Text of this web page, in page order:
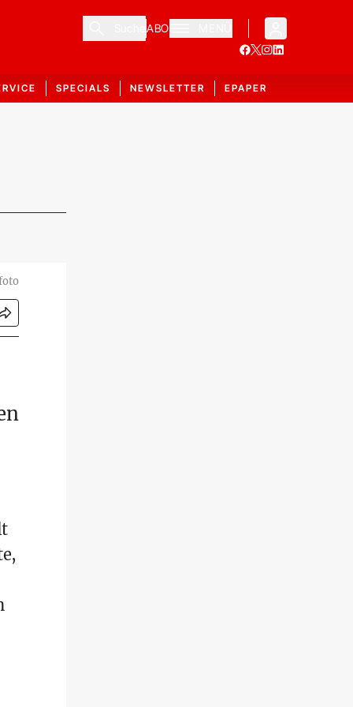
ABO
SPECIALS NEWSLETTER EPAPER